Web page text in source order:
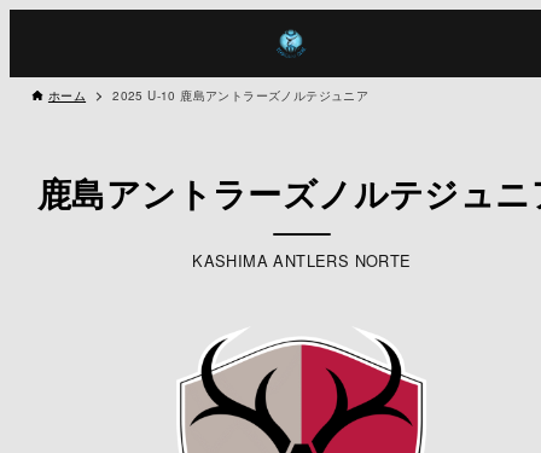
ホーム 2025 U-10 鹿島アントラーズノルテジュニア
鹿島アントラーズノルテジュニ
KASHIMA ANTLERS NORTE